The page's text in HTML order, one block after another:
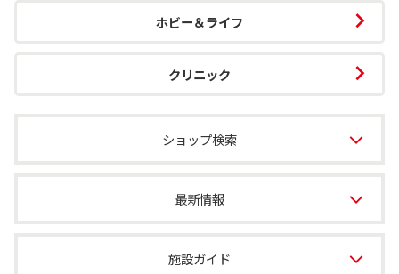
ホビー＆ライフ
クリニック
ショップ検索
最新情報
施設ガイド